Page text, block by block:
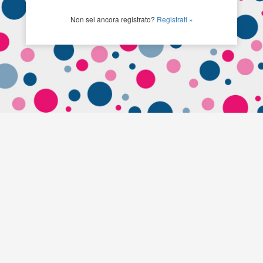
Non sei ancora registrato? Registrati »